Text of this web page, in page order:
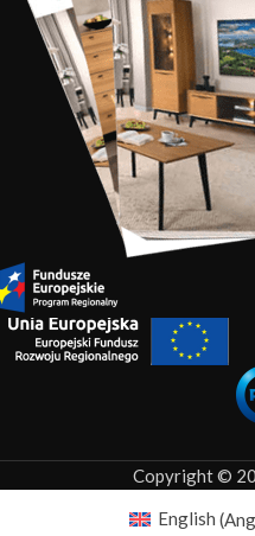
Copyright ©
English (